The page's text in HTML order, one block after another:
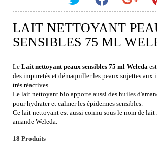
LAIT NETTOYANT
SENSIBLES 75 ML
Le Lait nettoyant peaux sensibles 75 ml Weleda
des impuretés et démaquiller les peaux sujettes
très réactives.
Le lait nettoyant bio apporte aussi des huiles
pour hydrater et calmer les épidermes sensibles.
Ce lait nettoyant est aussi connu sous le nom de
amande Weleda.
18 Produits